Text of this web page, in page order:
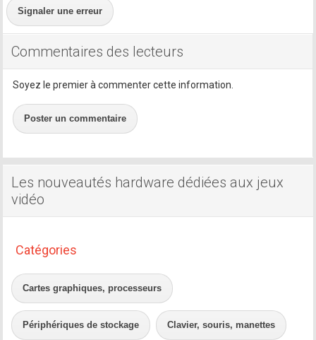
Signaler une erreur
Commentaires des lecteurs
Soyez le premier à commenter cette information.
Poster un commentaire
Les nouveautés hardware dédiées aux jeux
vidéo
Catégories
Cartes graphiques, processeurs
Périphériques de stockage Clavier, souris, manettes